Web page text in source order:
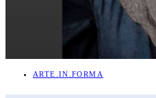
ARTE.IN.FORMA